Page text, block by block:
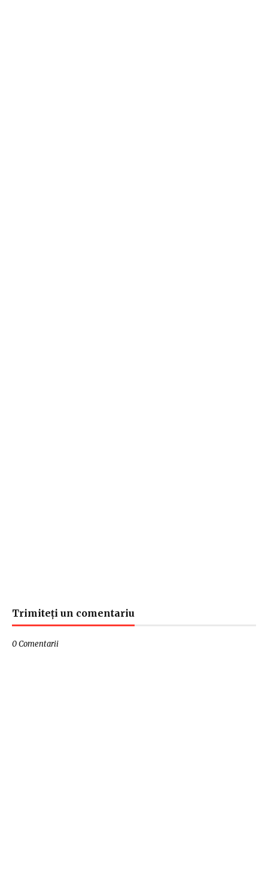
Trimiteți un comentariu
0 Comentarii